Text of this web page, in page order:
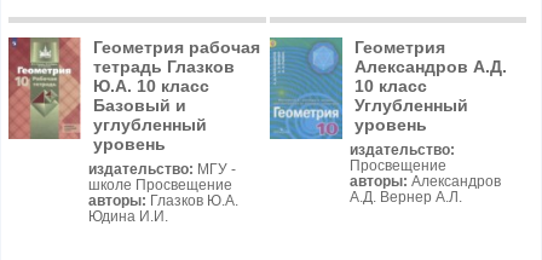
Геометрия рабочая
тетрадь Глазков
Ю.А. 10 класс
Базовый и
углубленный
уровень
издательство: МГУ -
школе Просвещение
авторы: Глазков Ю.А.
Юдина И.И.
Геометрия
Александров А.Д.
10 класс
Углубленный
уровень
издательство:
Просвещение
авторы: Александров
А.Д. Вернер А.Л.